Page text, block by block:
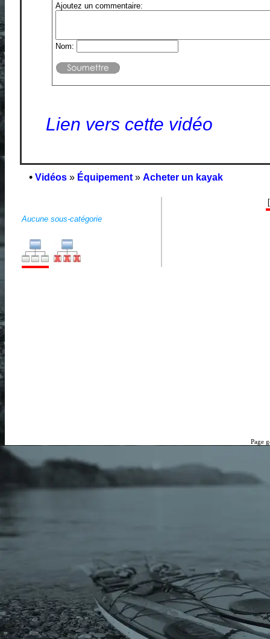
Ajoutez un commentaire:
Nom:
Lien vers cette vidéo
• Vidéos» Équipement» Acheter un kayak
Aucune sous-catégorie
Page